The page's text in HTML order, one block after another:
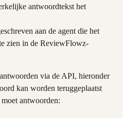
antwoordtekst het
aan de agent die het
zien in de ReviewFlowz-
via de API, hieronder
kan worden teruggeplaatst
antwoorden: